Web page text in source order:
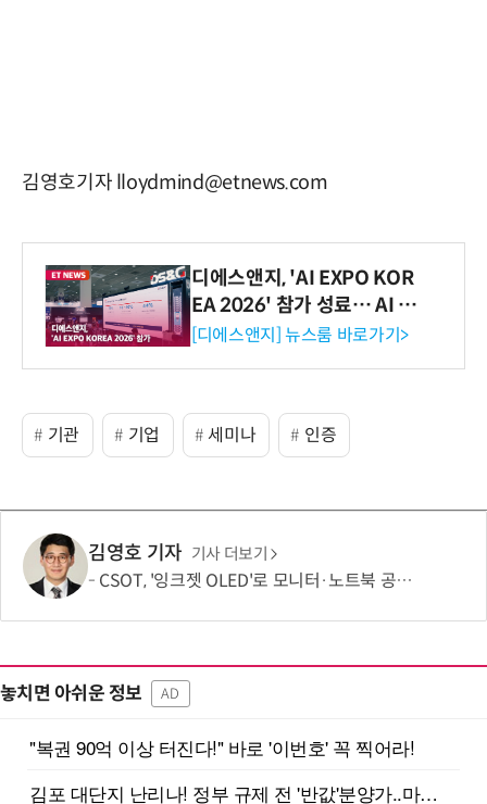
김영호기자 lloydmind@etnews.com
디에스앤지, 'AI EXPO KOR
EA 2026' 참가 성료… AI 전
생애주기 아우르는 통합 솔루
[디에스앤지] 뉴스룸 바로가기>
기관 기업 세미나 인증
김영호 기자 기사 더보기
CSOT, '잉크젯 OLED'로 모니터·노트북 공략 본격화…MSI 모니터 공개
놓치면 아쉬운 정보 AD